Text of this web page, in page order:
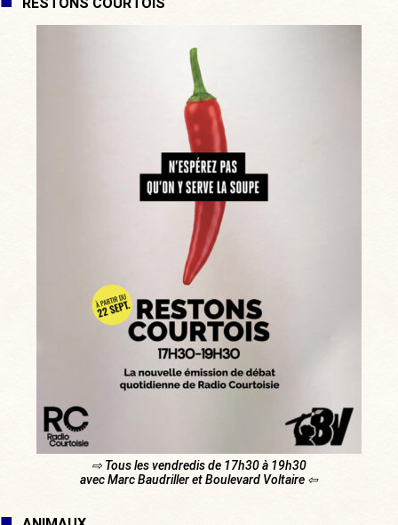
⇨ Tous les vendredis de 17h30 à 19h30
avec Marc Baudriller et Boulevard Voltaire ⇦